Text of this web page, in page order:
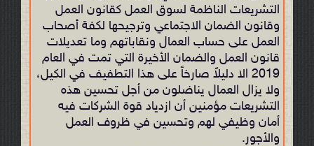
التشريعات الناظمة لسوق العمل كقانون العمل
وقانون الضمان الاجتماعي وترجيحها لكفة أصحاب
العمل على حساب العمال ونقاباتهم وما تعديلات
قانون العمل والضمان الأخيرة التي تمت في العام
2019 الا دليلاً صارخاً على هذا التطفيف في الكيل،
ولا يزال العمال يناضلون من أجل تحسين هذه
التشريعات مؤمنين أن ازدياد قوة الشركات فيه
أمان وظيفي لهم وتحسين في ظروف العمل
والأجور.